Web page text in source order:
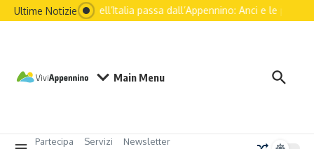
Ultime NotizieIl futuro dell’Italia passa dall’Appennino: Anci e le
Main Menu
Partecipa Servizi
Newsletter